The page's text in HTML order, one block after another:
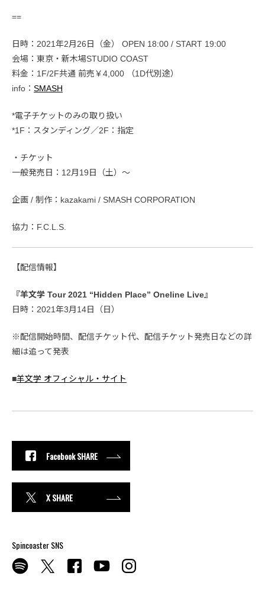
==
日時：2021年2月26日（金） OPEN 18:00 / START 19:00
会場：東京・新木場STUDIO COAST
料金：1F/2F共通 前売￥4,000 （1D代別途）
info： SMASH
*電子チケットのみの取り扱い
*1F：スタンディング／2F：指定
・チケット
一般発売日：12月19日（土）〜
企画 / 制作：kazakami / SMASH CORPORATION
協力：F.C.L.S.
【配信情報】
『羊文学 Tour 2021 “Hidden Place” Oneline Live』
日時：2021年3月14日（日）
※配信開始時間、配信チケット代、配信チケット発売日などの詳
細は追って発表
■羊文学 オフィシャル・サイト
Facebook SHARE
X SHARE
Spincoaster SNS